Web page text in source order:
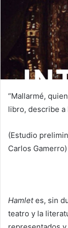
“Mallarmé,
libro, describe a
(Estudio
Carlos Gamerro)
Hamletes, sin
teatro y la